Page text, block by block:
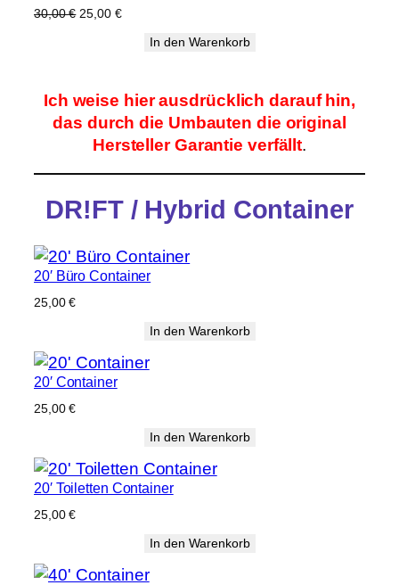
Angebot
30,00€ Ursprünglicher
25,00 €Aktueller
In den Warenkorb
Ich weise hier ausdrücklich darauf hin,
das durch die Umbauten die original
Hersteller Garantie verfällt.
DR!FT / Hybrid Container
20′ Büro Container
25,00€
In den Warenkorb
20′ Container
25,00€
In den Warenkorb
20′ Toiletten Container
25,00€
In den Warenkorb